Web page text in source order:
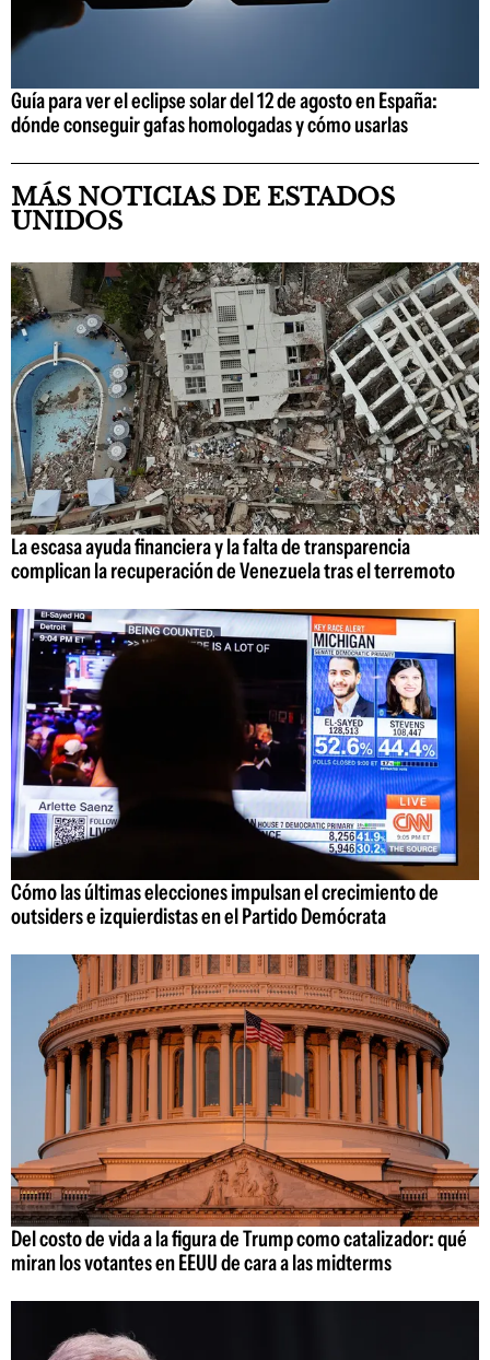
Guía para ver el eclipse solar del 12 de agosto en España:
dónde conseguir gafas homologadas y cómo usarlas
MÁS NOTICIAS DE ESTADOS
UNIDOS
La escasa ayuda financiera y la falta de transparencia
complican la recuperación de Venezuela tras el terremoto
Cómo las últimas elecciones impulsan el crecimiento de
outsiders e izquierdistas en el Partido Demócrata
Del costo de vida a la figura de Trump como catalizador: qué
miran los votantes en EEUU de cara a las midterms